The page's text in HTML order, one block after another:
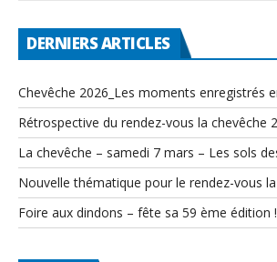
DERNIERS ARTICLES
Chevêche 2026_Les moments enregistrés
Rétrospective du rendez-vous la chevêche
La chevêche – samedi 7 mars – Les sols
Nouvelle thématique pour le rendez-vous
Foire aux dindons – fête sa 59 ème édition !